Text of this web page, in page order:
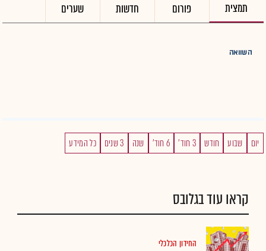
תמצית פורום חדשות שערים
השוואה
יום שבוע חודש 3 חוד' 6 חוד' שנה 3 שנים כל המידע
קראו עוד בגלובס
החידון הכלכלי